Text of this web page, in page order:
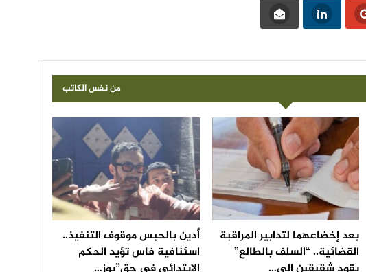
من نفس الكاتب
بعد إخضاعهما لتدابير المراقبة
القضائية.. “السلف بالطالع”
أدين بالحبس موقوف التنفيذ..
اسئنافية فاس تؤيد الحكم